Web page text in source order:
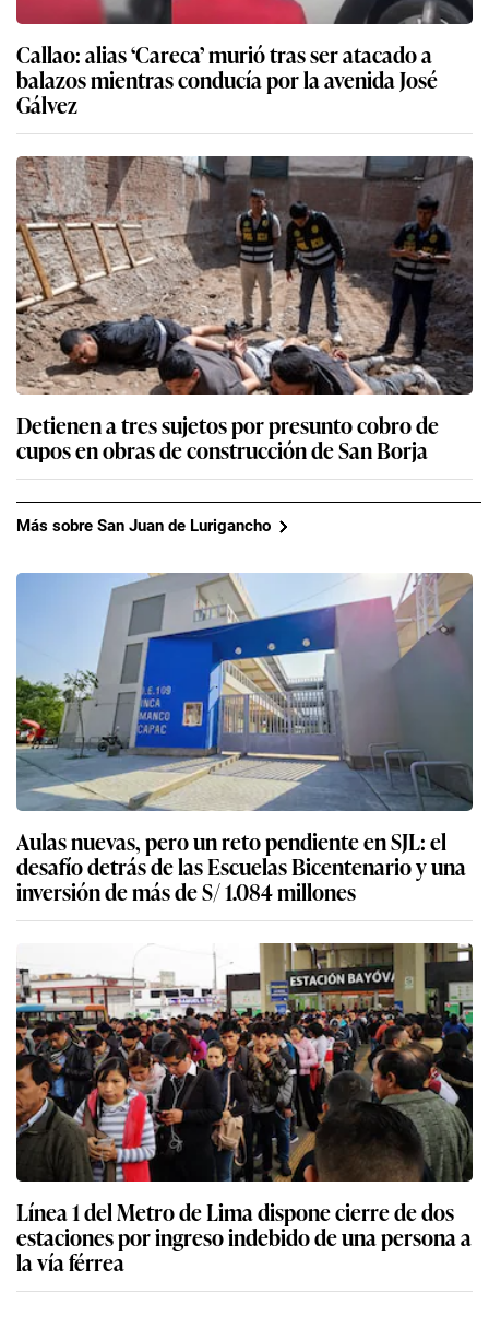
Callao: alias ‘Careca’ murió tras ser atacado a
balazos mientras conducía por la avenida José
Gálvez
Detienen a tres sujetos por presunto cobro de
cupos en obras de construcción de San Borja
Más sobre San Juan de Lurigancho
Aulas nuevas, pero un reto pendiente en SJL: el
desafío detrás de las Escuelas Bicentenario y una
inversión de más de S/ 1.084 millones
Línea 1 del Metro de Lima dispone cierre de dos
estaciones por ingreso indebido de una persona a
la vía férrea